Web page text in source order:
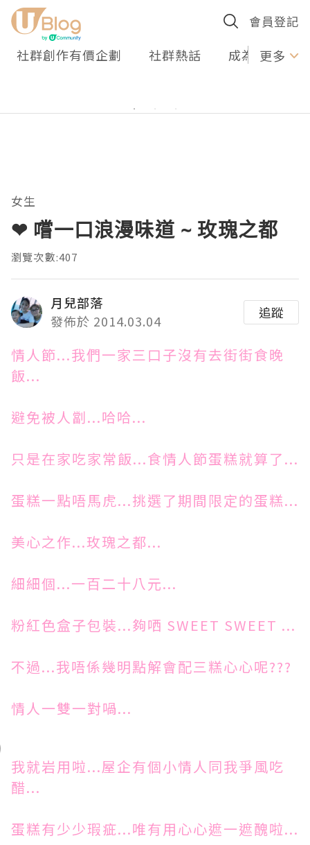
會員登記
社群創作有價企劃 社群熱話 成為U更多
女生
❤ 嚐一口浪漫味道 ~ 玫瑰之都
瀏覽次數:407
月兒部落
發佈於 2014.03.04
追蹤
情人節...我們一家三口子沒有去街街食晚
飯...
避免被人劏...哈哈...
只是在家吃家常飯...食情人節蛋糕就算了...
蛋糕一點唔馬虎...挑選了期間限定的蛋糕...
美心之作...玫瑰之都...
細細個...一百二十八元...
粉紅色盒子包裝...夠哂 SWEET SWEET ...
不過...我唔係幾明點解會配三糕心心呢???
情人一雙一對喎...
我就岩用啦...屋企有個小情人同我爭風吃
醋...
蛋糕有少少瑕疵...唯有用心心遮一遮醜啦...